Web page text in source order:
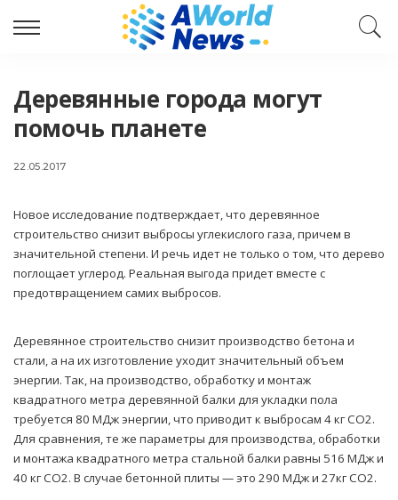
Деревянные города могут
помочь планете
22.05.2017
Новое исследование подтверждает, что деревянное
строительство снизит выбросы углекислого газа, причем в
значительной степени. И речь идет не только о том, что дерево
поглощает углерод. Реальная выгода придет вместе с
предотвращением самих выбросов.
Деревянное строительство снизит производство бетона и
стали, а на их изготовление уходит значительный объем
энергии. Так, на производство, обработку и монтаж
квадратного метра деревянной балки для укладки пола
требуется 80 МДж энергии, что приводит к выбросам 4 кг CO2.
Для сравнения, те же параметры для производства, обработки
и монтажа квадратного метра стальной балки равны 516 МДж и
40 кг CO2. В случае бетонной плиты — это 290 МДж и 27кг CO2.